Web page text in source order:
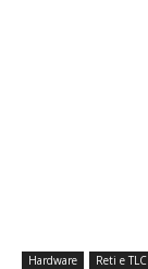
Hardware Reti e TLC